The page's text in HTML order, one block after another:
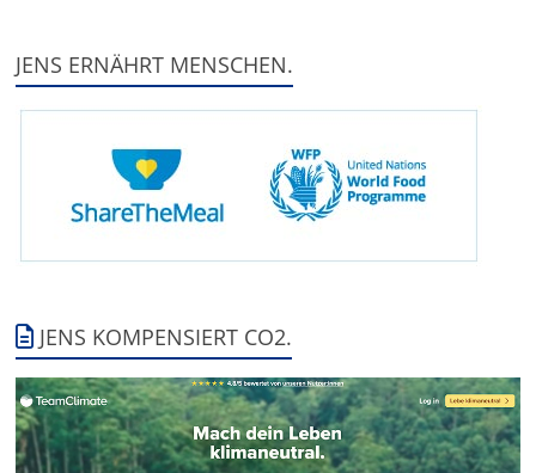
JENS ERNÄHRT MENSCHEN.
JENS KOMPENSIERT CO2.